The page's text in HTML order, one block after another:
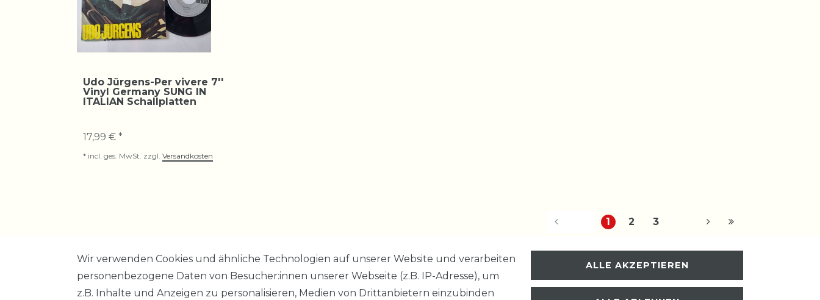
Udo Jürgens-Per vivere 7''
Vinyl Germany SUNG IN
ITALIAN Schallplatten
17,99 € *
* incl. ges. MwSt. zzgl. Versandkosten
1 2 3
Wir verwenden Cookies und ähnliche Technologien auf unserer Website und verarbeiten
personenbezogene Daten von Besucher:innen unserer Webseite (z.B. IP-Adresse), um
z.B. Inhalte und Anzeigen zu personalisieren, Medien von Drittanbietern einzubinden
ALLE AKZEPTIEREN